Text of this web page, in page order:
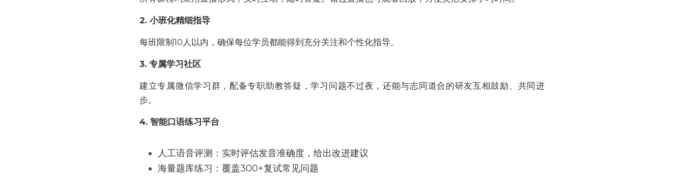
2. 小班化精细指导
每班限制10人以内，确保每位学员都能得到充分关注和个性化指导。
3. 专属学习社区
建立专属微信学习群，配备专职助教答疑，学习问题不过夜，还能与志同道合的研友互相鼓励、共同进
步。
4. 智能口语练习平台
人工语音评测：实时评估发音准确度，给出改进建议
海量题库练习：覆盖300+复试常见问题